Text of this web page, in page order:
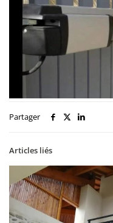
Partager
Articles liés